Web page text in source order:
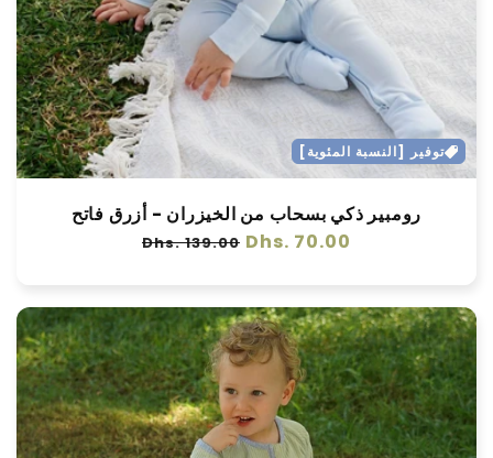
توفير [النسبة المئوية]
رومبير ذكي بسحاب من الخيزران - أزرق فاتح
سعر
Dhs. 70.00 سعر
Dhs. 139.00